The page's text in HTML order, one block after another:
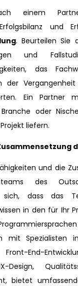
einem
und
. Beurteilen Sie
und
das
der
Ein Partner
oder
liefern.
und die
des
sich, dass das
in den für Ihr
mit Spezialisten
End-
Design,
bietet